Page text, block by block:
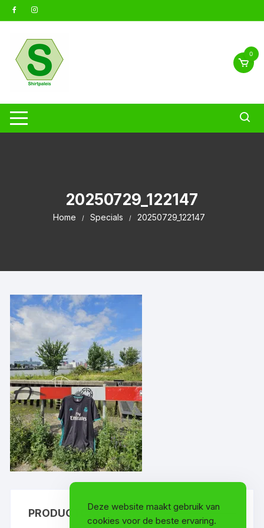
naar
0
20250729_122147
Home Specials 20250729_122147
PRODUCTCATEGORIEËN
Deze website maakt gebruik van
cookies voor de beste ervaring.